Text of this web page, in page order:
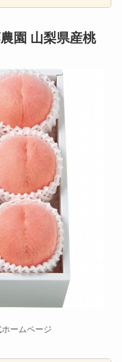
園 山梨県産桃
ームページ